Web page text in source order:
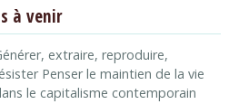
à venir
extraire, reproduire,
Penser le maintien de la vie
le capitalisme contemporain